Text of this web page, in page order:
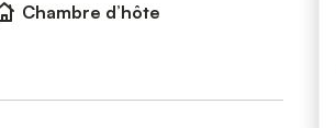
Chambre d’hôte